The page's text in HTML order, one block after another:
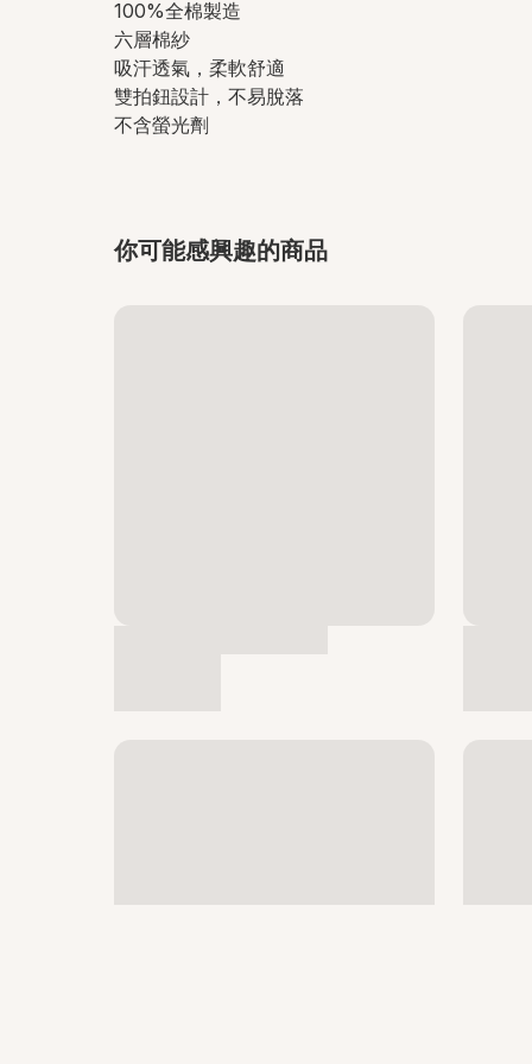
100%全棉製造
六層棉紗
吸汗透氣，柔軟舒適
雙拍鈕設計，不易脫落
不含螢光劑
你可能感興趣的商品